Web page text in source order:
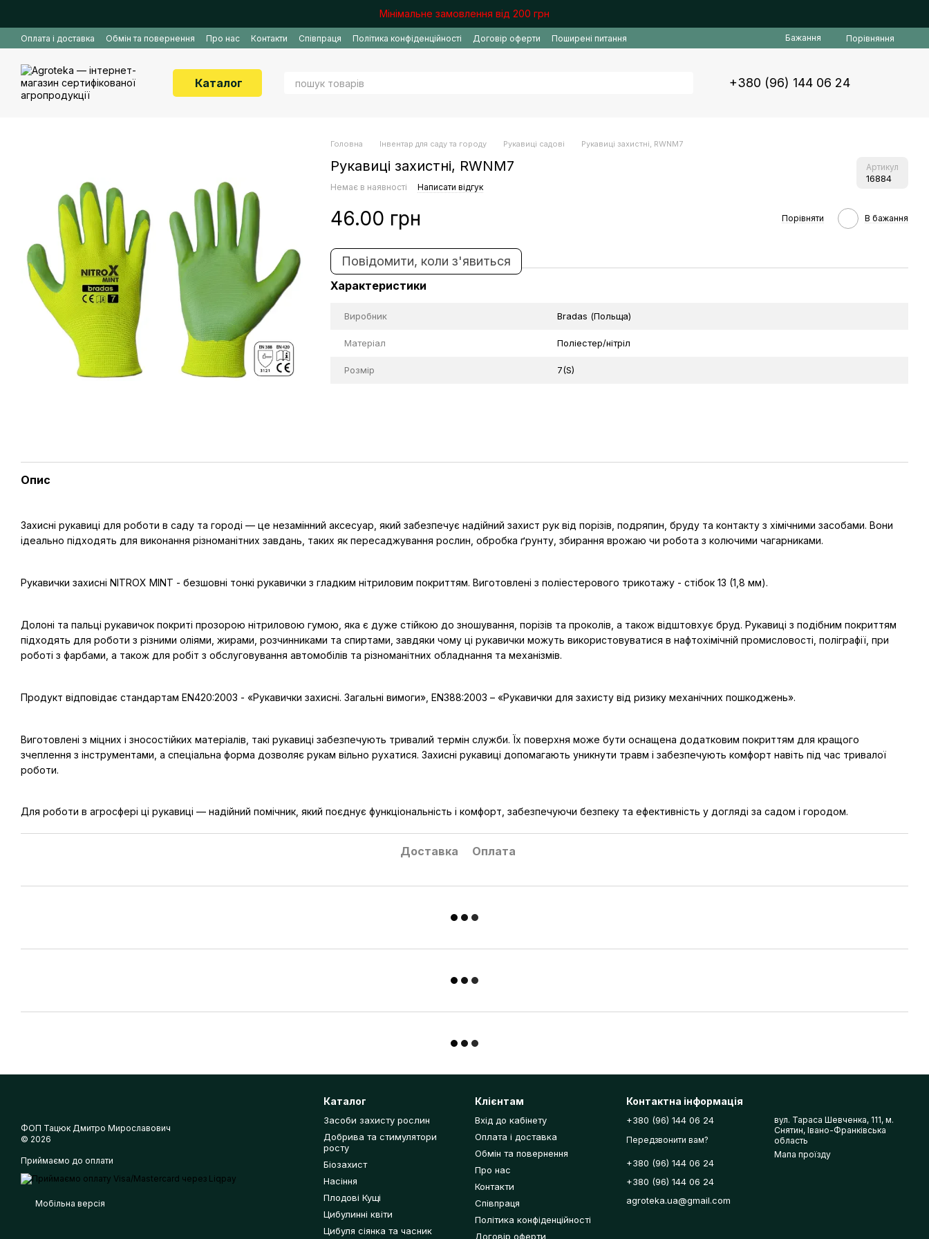
Мінімальне замовлення від 200 грн
Оплата і доставка Обмін та повернення Про нас Контакти Співпраця Політика конфіденційності Договір оферти Поширені питання Бажання Порівняння
Каталог +380 (96) 144 06 24
Головна Інвентар для саду та городу Рукавиці садові Рукавиці захистні, RWNM7
Рукавиці захистні, RWNM7 Артикул
16884
Немає в наявності Написати відгук
46.00 грн Порівняти В бажання
Повідомити, коли з'явиться
Характеристики
Виробник Bradas (Польща)
Матеріал Поліестер/нітріл
Розмір 7(S)
Опис
Захисні рукавиці для роботи в саду та городі — це незамінний аксесуар, який забезпечує надійний захист рук від порізів, подряпин, бруду та контакту з хімічними засобами. Вони
ідеально підходять для виконання різноманітних завдань, таких як пересаджування рослин, обробка ґрунту, збирання врожаю чи робота з колючими чагарниками.
Рукавички захисні NITROX MINT - безшовні тонкі рукавички з гладким нітриловим покриттям. Виготовлені з поліестерового трикотажу - стібок 13 (1,8 мм).
Долоні та пальці рукавичок покриті прозорою нітриловою гумою, яка є дуже стійкою до зношування, порізів та проколів, а також відштовхує бруд. Рукавиці з подібним покриттям
підходять для роботи з різними оліями, жирами, розчинниками та спиртами, завдяки чому ці рукавички можуть використовуватися в нафтохімічній промисловості, поліграфії, при
роботі з фарбами, а також для робіт з обслуговування автомобілів та різноманітних обладнання та механізмів.
Продукт відповідає стандартам EN420:2003 - «Рукавички захисні. Загальні вимоги», EN388:2003 – «Рукавички для захисту від ризику механічних пошкоджень».
Виготовлені з міцних і зносостійких матеріалів, такі рукавиці забезпечують тривалий термін служби. Їх поверхня може бути оснащена додатковим покриттям для кращого
зчеплення з інструментами, а спеціальна форма дозволяє рукам вільно рухатися. Захисні рукавиці допомагають уникнути травм і забезпечують комфорт навіть під час тривалої
роботи.
Для роботи в агросфері ці рукавиці — надійний помічник, який поєднує функціональність і комфорт, забезпечуючи безпеку та ефективність у догляді за садом і городом.
Доставка Оплата
ФОП Тацюк Дмитро Мирославович
© 2026
Приймаємо до оплати
Мобільна версія
Каталог
Засоби захисту рослин
Добрива та стимулятори
росту
Біозахист
Насіння
Плодові Кущі
Цибулинні квіти
Цибуля сіянка та часник
Клієнтам
Вхід до кабінету
Оплата і доставка
Обмін та повернення
Про нас
Контакти
Співпраця
Політика конфіденційності
Договір оферти
Контактна інформація
+380 (96) 144 06 24
Передзвонити вам?
+380 (96) 144 06 24
+380 (96) 144 06 24
agroteka.ua@gmail.com
вул. Тараса Шевченка, 111, м.
Снятин, Івано-Франківська
область
Мапа проїзду